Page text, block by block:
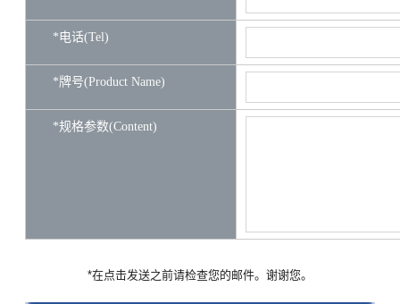
*电话(Tel)
*牌号(Product Name)
*规格参数(Content)
*在点击发送之前请检查您的邮件。谢谢您。